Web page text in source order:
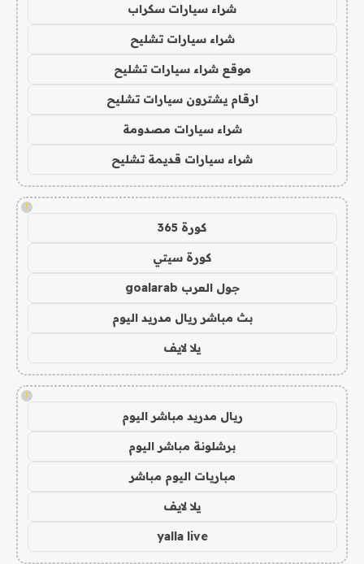
شراء سيارات سكراب
شراء سيارات تشليح
موقع شراء سيارات تشليح
ارقام يشترون سيارات تشليح
شراء سيارات مصدومة
شراء سيارات قديمة تشليح
!
كورة 365
كورة سيتي
جول العرب goalarab
بث مباشر ريال مدريد اليوم
يلا لايف
!
ريال مدريد مباشر اليوم
برشلونة مباشر اليوم
مباريات اليوم مباشر
يلا لايف
yalla live